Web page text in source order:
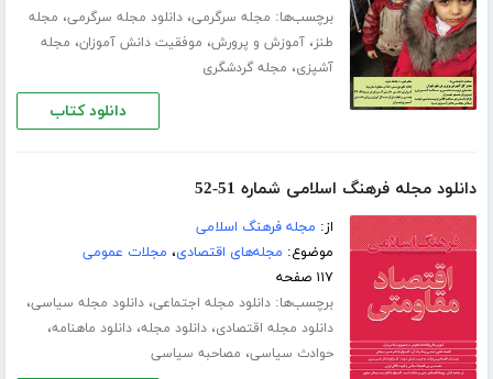
برچسب‌ها: مجله سرگرمی،دانلود مجله سرگرمی، مجله
طنز،آموزش و پرورش، موفقیت دانش آموزان، مجله
آشپزی، مجله گردشگری
دانلود کتاب
دانلود مجله فرهنگ اسلامی شماره 51-52
از: مجله فرهنگ اسلامی
موضوع: مجله‌های اقتصادی، مجلات عمومی
۱۱۷ صفحه
برچسب‌ها:دانلود مجله اجتماعی،دانلود مجله سیاسی،
دانلود مجله اقتصادی،دانلود مجله،دانلود ماهنامه،
حوادث سیاسی، مصاحبه سیاسی